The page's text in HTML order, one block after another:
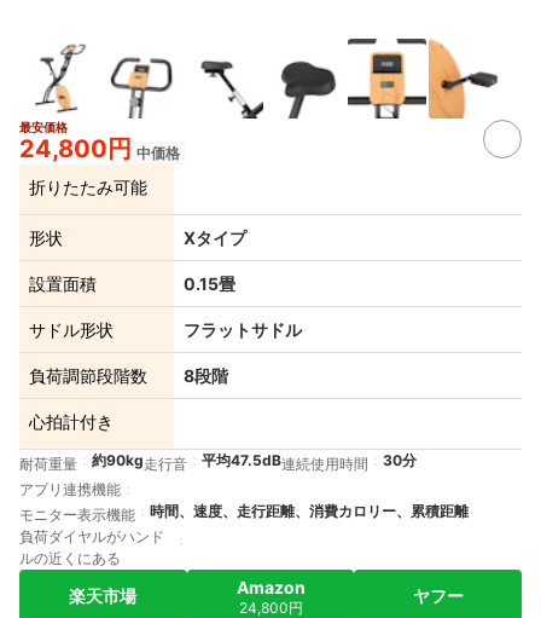
最安価格
24,800円 中価格
折りたたみ可能
形状 Xタイプ
設置面積 0.15畳
サドル形状 フラットサドル
負荷調節段階数 8段階
心拍計付き
耐荷重量 約90kg走行音 平均47.5dB連続使用時間
30分
アプリ連携機能
モニター表示機能
時間、速度、走行距離、消費カロリー、累積距離
負荷ダイヤルがハンド
ルの近くにある
楽天市場 Amazon
24,800円
ヤフー